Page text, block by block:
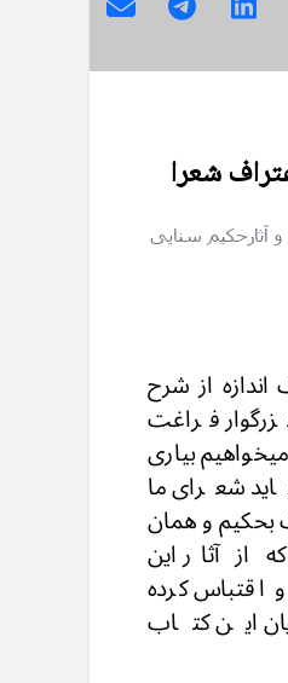
شعرا
و آثارحکیم سنایی
از شرح
فراغت
بیاری
شعرای ما
بحکیم و همان
از آثار این
و اقتباس کرده
این کتاب